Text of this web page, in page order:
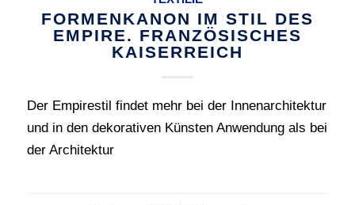
FORMENKANON IM STIL DES
EMPIRE. FRANZÖSISCHES
KAISERREICH
Der Empirestil findet mehr bei der Innenarchitektur
und in den dekorativen Künsten Anwendung als bei
der Architektur